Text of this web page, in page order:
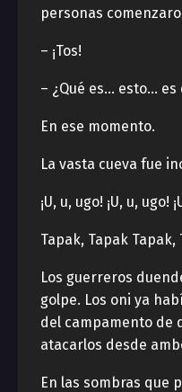
personas
– ¡Tos!
– ¿Qué es… esto…
En ese momento.
La vasta cueva fue
¡U, u, ugo! ¡U, u, ugo!
Tapak, Tapak Tapak,
Los guerreros
golpe. Los oni ya
del campamento de
atacarlos desde
En las sombras que